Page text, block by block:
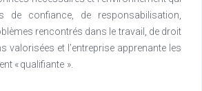
et poursuit trois missions : créer
dans le dialogue public et proposer
depuis plus de 700 événements, a
confiance, de responsabilisation,
rencontrés dans le travail, de droit
valorisées et l’entreprise apprenante les
« qualifiante ».